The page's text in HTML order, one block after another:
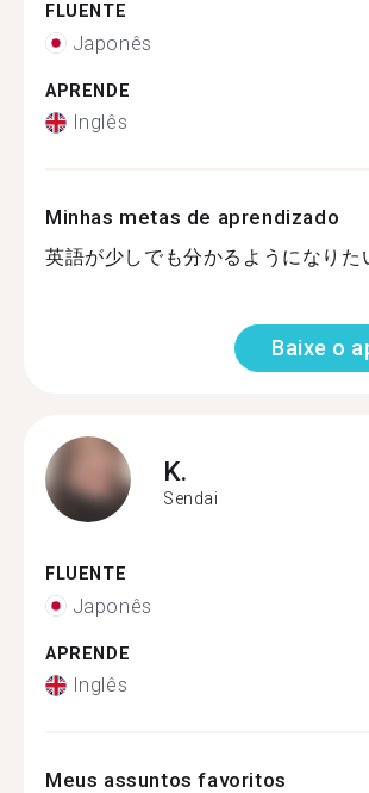
FLUENTE
Japonês
APRENDE
Inglês
Minhas metas de aprendizado
英語が少しでも分かるようになりた
Baixe o
K.
Sendai
FLUENTE
Japonês
APRENDE
Inglês
Meus assuntos favoritos